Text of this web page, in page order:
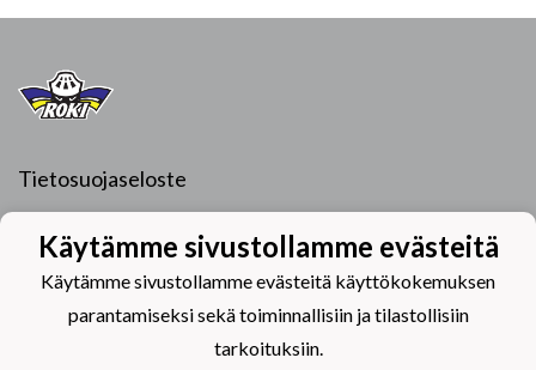
Tietosuojaseloste
Hiihtomajantie 6
96400 Rovaniemi
Käytämme sivustollamme evästeitä
Käytämme sivustollamme evästeitä käyttökokemuksen
parantamiseksi sekä toiminnallisiin ja tilastollisiin
tarkoituksiin.